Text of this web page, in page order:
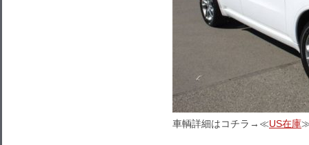
車輌詳細はコチラ→≪US在庫